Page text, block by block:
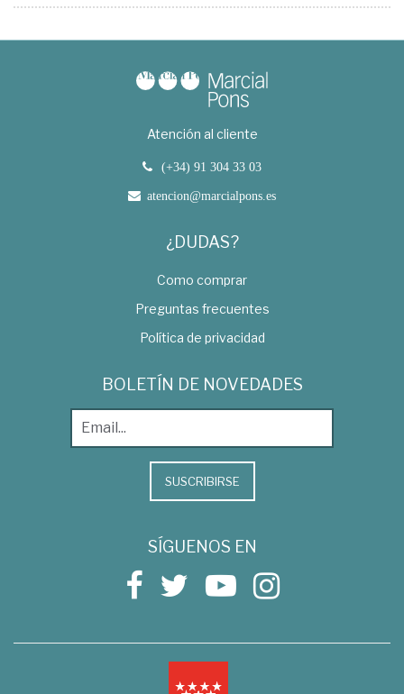
Atención al cliente
(+34) 91 304 33 03
atencion@marcialpons.es
¿DUDAS?
Como comprar
Preguntas frecuentes
Política de privacidad
BOLETÍN DE NOVEDADES
SUSCRIBIRSE
SÍGUENOS EN